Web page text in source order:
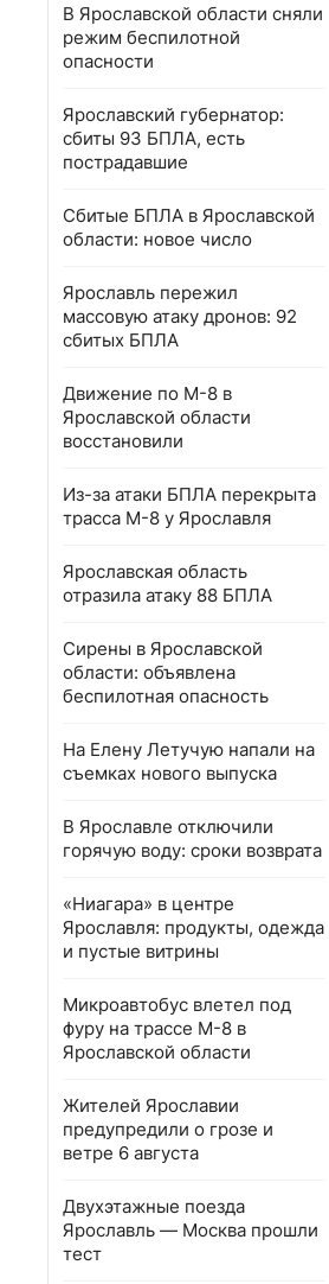
В Ярославской области сняли
режим беспилотной
опасности
Ярославский губернатор:
сбиты 93 БПЛА, есть
пострадавшие
Сбитые БПЛА в Ярославской
области: новое число
Ярославль пережил
массовую атаку дронов: 92
сбитых БПЛА
Движение по М-8 в
Ярославской области
восстановили
Из-за атаки БПЛА перекрыта
трасса М-8 у Ярославля
Ярославская область
отразила атаку 88 БПЛА
Сирены в Ярославской
области: объявлена
беспилотная опасность
На Елену Летучую напали на
съемках нового выпуска
В Ярославле отключили
горячую воду: сроки возврата
«Ниагара» в центре
Ярославля: продукты, одежда
и пустые витрины
Микроавтобус влетел под
фуру на трассе М-8 в
Ярославской области
Жителей Ярославии
предупредили о грозе и
ветре 6 августа
Двухэтажные поезда
Ярославль — Москва прошли
тест